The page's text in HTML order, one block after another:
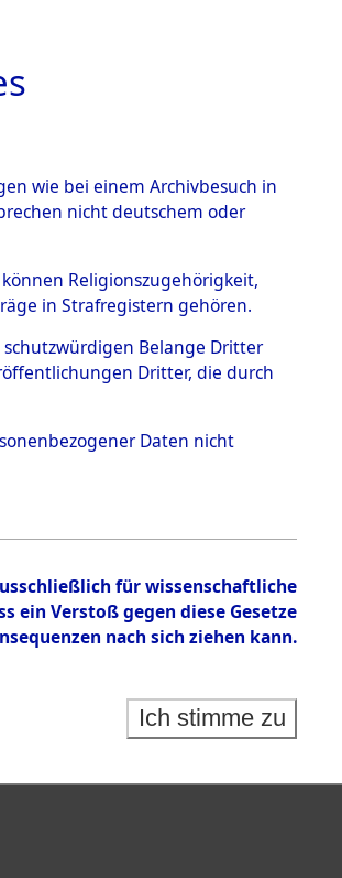
wie bei einem Archivbesuch in
nicht deutschem oder
Religionszugehörigkeit,
in Strafregistern gehören.
schutzwürdigen Belange Dritter
Dritter, die durch
Daten nicht
für wissenschaftliche
ein Verstoß gegen diese Gesetze
nach sich ziehen kann.
Ich stimme zu